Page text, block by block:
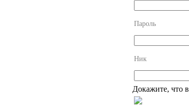
Пароль
Ник
Докажите, что